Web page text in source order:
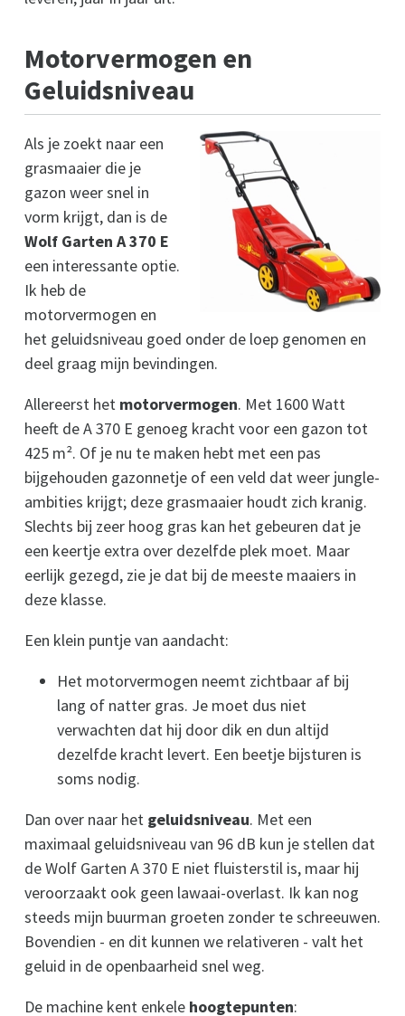
Motorvermogen en
Geluidsniveau
Als je zoekt naar een
grasmaaier die je
gazon weer snel in
vorm krijgt, dan is de
Wolf Garten A 370 E
een interessante optie.
Ik heb de
motorvermogen en
het geluidsniveau goed onder de loep genomen en
deel graag mijn bevindingen.
Allereerst het motorvermogen. Met 1600 Watt
heeft de A 370 E genoeg kracht voor een gazon tot
425 m². Of je nu te maken hebt met een pas
bijgehouden gazonnetje of een veld dat weer jungle-
ambities krijgt; deze grasmaaier houdt zich kranig.
Slechts bij zeer hoog gras kan het gebeuren dat je
een keertje extra over dezelfde plek moet. Maar
eerlijk gezegd, zie je dat bij de meeste maaiers in
deze klasse.
Een klein puntje van aandacht:
Het motorvermogen neemt zichtbaar af bij
lang of natter gras. Je moet dus niet
verwachten dat hij door dik en dun altijd
dezelfde kracht levert. Een beetje bijsturen is
soms nodig.
Dan over naar het geluidsniveau. Met een
maximaal geluidsniveau van 96 dB kun je stellen dat
de Wolf Garten A 370 E niet fluisterstil is, maar hij
veroorzaakt ook geen lawaai-overlast. Ik kan nog
steeds mijn buurman groeten zonder te schreeuwen.
Bovendien - en dit kunnen we relativeren - valt het
geluid in de openbaarheid snel weg.
De machine kent enkele hoogtepunten: